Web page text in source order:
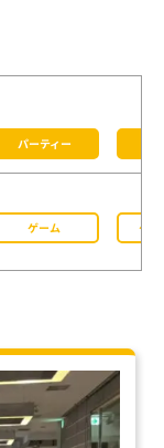
る
パーティー
ゲーム ケー